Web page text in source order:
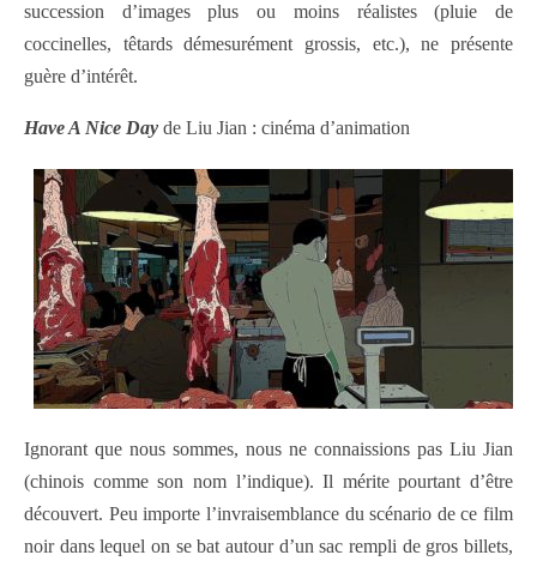
succession d’images plus ou moins réalistes (pluie de
coccinelles, têtards démesurément grossis, etc.), ne présente
guère d’intérêt.
Have A Nice Day de Liu Jian : cinéma d’animation
Ignorant que nous sommes, nous ne connaissions pas Liu Jian
(chinois comme son nom l’indique). Il mérite pourtant d’être
découvert. Peu importe l’invraisemblance du scénario de ce film
noir dans lequel on se bat autour d’un sac rempli de gros billets,